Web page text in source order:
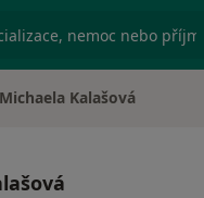
nemoc nebo
města
Michaela Kalašová